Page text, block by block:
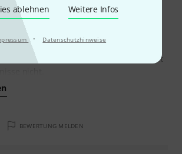
ablehnen Weitere Infos
· Datenschutzhinweise
Mikrofone, Kleinkram, und vor
Zeugs in Boxen, oder Beuteln
Pflicht, denn die Fächer sind "nur" eine
Fächer mit Boden. Aber letztlich alles
dort wo es gebraucht wird. Besser geht
BEWERTUNG MELDEN